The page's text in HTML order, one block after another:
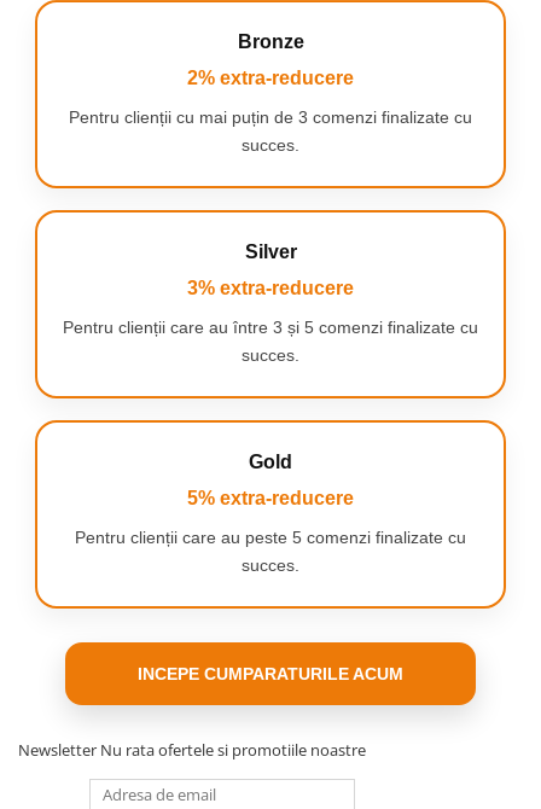
Bronze
2% extra-reducere
Pentru clienții cu mai puțin de 3 comenzi finalizate cu
succes.
Silver
3% extra-reducere
Pentru clienții care au între 3 și 5 comenzi finalizate cu
succes.
Gold
5% extra-reducere
Pentru clienții care au peste 5 comenzi finalizate cu
succes.
INCEPE CUMPARATURILE ACUM
Newsletter Nu rata ofertele si promotiile noastre